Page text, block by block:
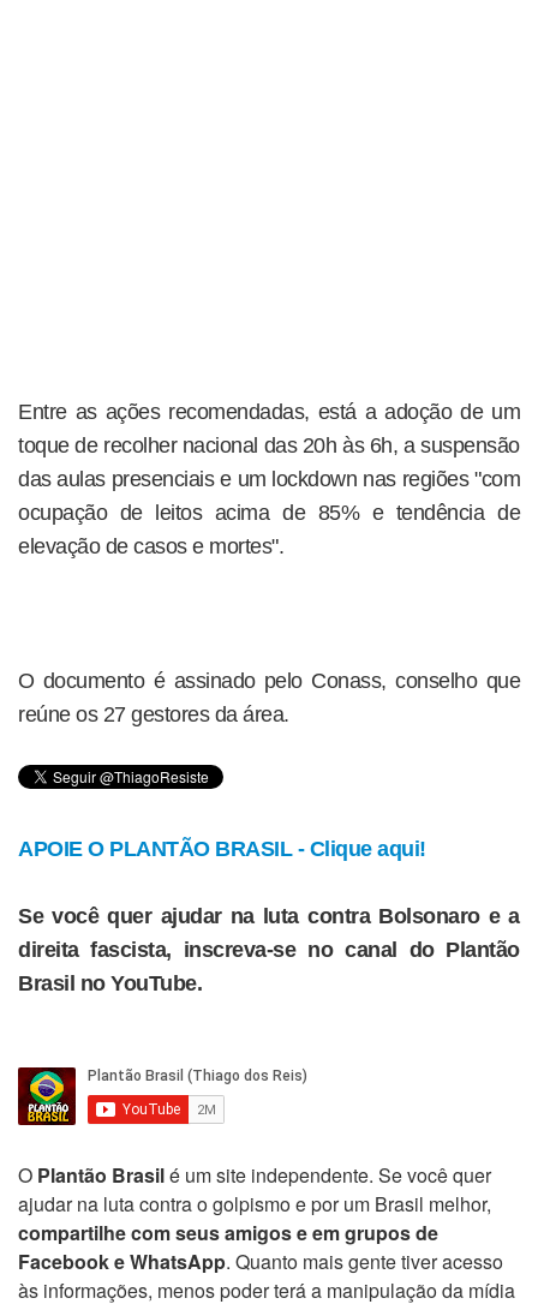
Entre as ações recomendadas, está a adoção de um
toque de recolher nacional das 20h às 6h, a suspensão
das aulas presenciais e um lockdown nas regiões "com
ocupação de leitos acima de 85% e tendência de
elevação de casos e mortes".
O documento é assinado pelo Conass, conselho que
reúne os 27 gestores da área.
APOIE O PLANTÃO BRASIL - Clique aqui!
Se você quer ajudar na luta contra Bolsonaro e a
direita fascista, inscreva-se no canal do Plantão
Brasil no YouTube.
O Plantão Brasilé um site independente. Se você quer
ajudar na luta contra o golpismo e por um Brasil melhor,
compartilhe com seus amigos e em grupos de
Facebook e WhatsApp. Quanto mais gente tiver acesso
às informações, menos poder terá a manipulação da mídia